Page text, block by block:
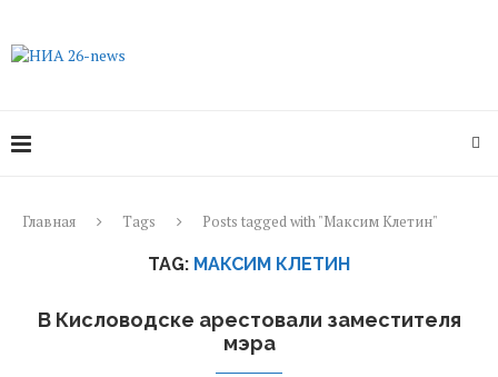
Главная Tags Posts tagged with "Максим Клетин"
TAG: МАКСИМ КЛЕТИН
В Кисловодске арестовали заместителя
мэра